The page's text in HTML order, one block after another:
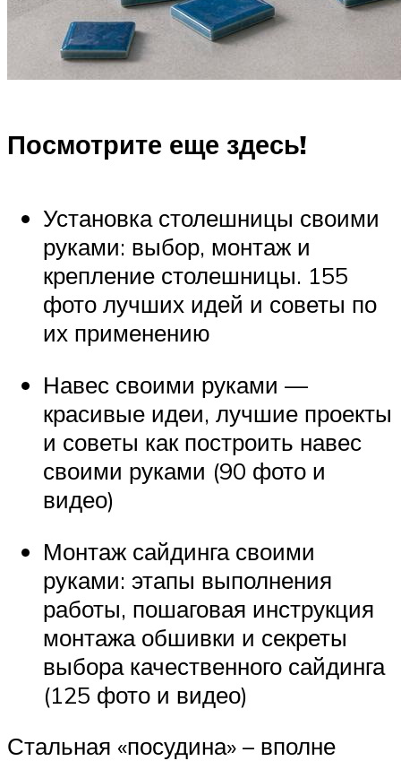
Посмотрите еще здесь!
Установка столешницы своими
руками: выбор, монтаж и
крепление столешницы. 155
фото лучших идей и советы по
их применению
Навес своими руками —
красивые идеи, лучшие проекты
и советы как построить навес
своими руками (90 фото и
видео)
Монтаж сайдинга своими
руками: этапы выполнения
работы, пошаговая инструкция
монтажа обшивки и секреты
выбора качественного сайдинга
(125 фото и видео)
Стальная «посудина» – вполне